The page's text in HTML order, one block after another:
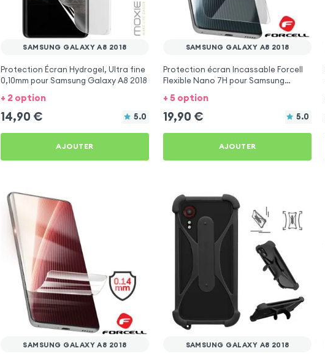
SAMSUNG GALAXY A8 2018
Protection Écran Hydrogel, Ultra fine
0,10mm pour Samsung Galaxy A8 2018
+ 2 option
14,90 € 5.0
AJOUTER
SAMSUNG GALAXY A8 2018
Protection écran Incassable Forcell
Flexible Nano 7H pour Samsung
Galaxy A8 2018
+ 5 option
19,90 € 5.0
AJOUTER
SAMSUNG GALAXY A8 2018 SAMSUNG GALAXY A8 2018